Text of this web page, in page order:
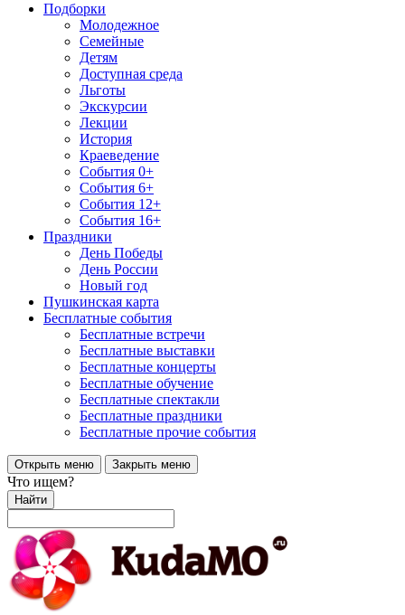
Подборки
Молодежное
Семейные
Детям
Доступная среда
Льготы
Экскурсии
Лекции
История
Краеведение
События 0+
События 6+
События 12+
События 16+
Праздники
День Победы
День России
Новый год
Пушкинская карта
Бесплатные события
Бесплатные встречи
Бесплатные выставки
Бесплатные концерты
Бесплатные обучение
Бесплатные спектакли
Бесплатные праздники
Бесплатные прочие события
Открыть меню Закрыть меню
Что ищем?
Найти